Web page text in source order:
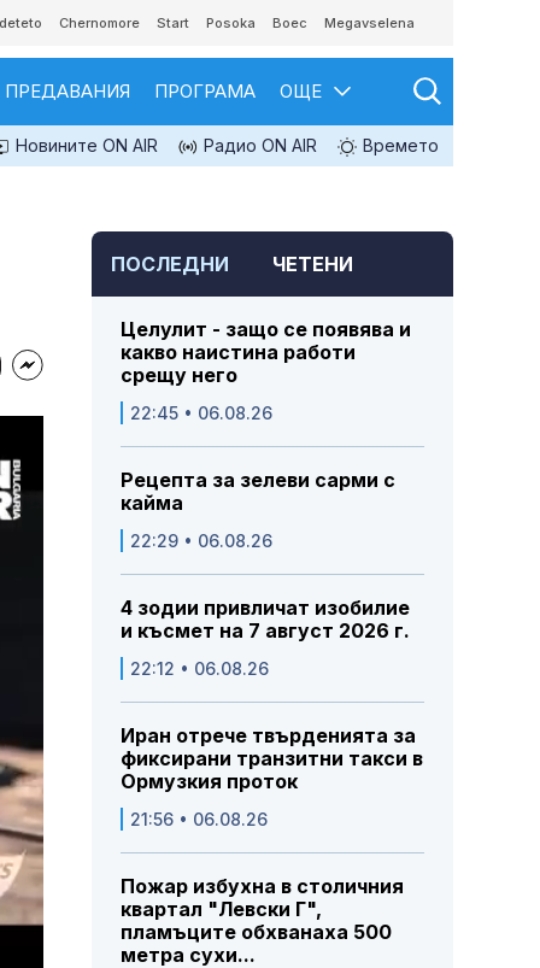
Chernomore Start Posoka Boec Megavselena
ПРЕДАВАНИЯ ПРОГРАМА ОЩЕ
Новините ON AIR Радио ON AIR Времето
ПОСЛЕДНИ ЧЕТЕНИ
Целулит - защо се появява и
какво наистина работи
срещу него
22:45 • 06.08.26
Рецепта за зелеви сарми с
кайма
22:29 • 06.08.26
4 зодии привличат изобилие
и късмет на 7 август 2026 г.
22:12 • 06.08.26
Иран отрече твърденията за
фиксирани транзитни такси в
Ормузкия проток
21:56 • 06.08.26
Пожар избухна в столичния
квартал "Левски Г",
пламъците обхванаха 500
метра сухи...